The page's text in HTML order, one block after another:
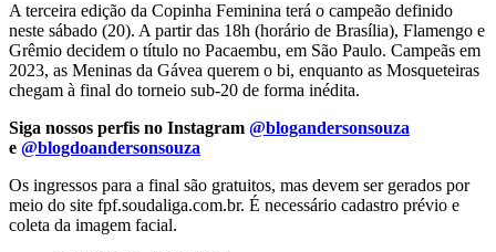
A terceira edição da Copinha Feminina terá o campeão definido
neste sábado (20). A partir das 18h (horário de Brasília), Flamengo e
Grêmio decidem o título no Pacaembu, em São Paulo. Campeãs em
2023, as Meninas da Gávea querem o bi, enquanto as Mosqueteiras
chegam à final do torneio sub-20 de forma inédita.
Siga nossos perfis no Instagram @blogandersonsouza
e @blogdoandersonsouza
Os ingressos para a final são gratuitos, mas devem ser gerados por
meio do site fpf.soudaliga.com.br. É necessário cadastro prévio e
coleta da imagem facial.